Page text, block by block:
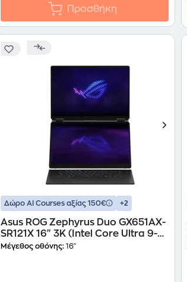
Προσθήκη
Δώρο ΑΙ Courses αξίας 150€ +2
Asus ROG Zephyrus Duo GX651AX-
SR121X 16" 3K (Intel Core Ultra 9-
386H/64 GB/2TB SSD/GeForce
Μέγεθος οθόνης: 16"